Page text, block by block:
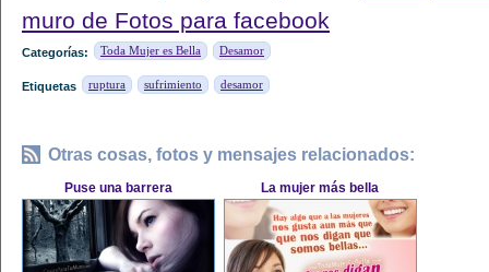
muro de Fotos para facebook
Categorías: Toda Mujer es Bella Desamor
Etiquetas ruptura sufrimiento desamor
Otras cosas, fotos y mensajes relacionados:
Puse una barrera La mujer más bella